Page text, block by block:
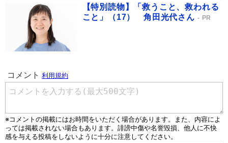
【特別読物】「救うこと、救われる
こと」（17） 角田光代さん
PR